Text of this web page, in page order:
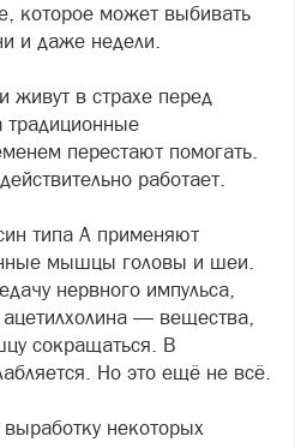
которое может выбивать
и даже недели.
живут в страхе перед
традиционные
перестают помогать.
работает.
типа А применяют
мышцы головы и шеи.
нервного импульса,
— вещества,
сокращаться. В
Но это ещё не всё.
выработку некоторых